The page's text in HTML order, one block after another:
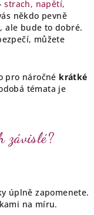
strach, napětí,
někdo pevně
ale bude to dobré.
můžete
pro náročné krátké
témata je
závislé?
úplně zapomenete.
na míru.